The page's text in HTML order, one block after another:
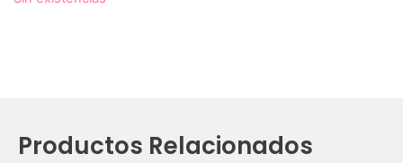
Productos Relacionados